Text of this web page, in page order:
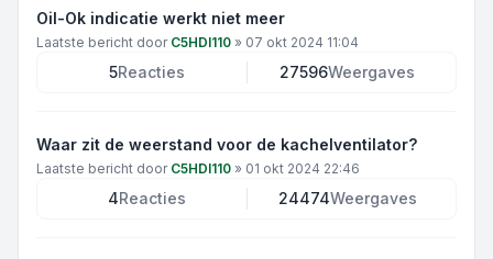
Oil-Ok indicatie werkt niet meer
Laatste bericht door C5HDI110 » 07 okt 2024 11:04
5Reacties 27596Weergaves
Waar zit de weerstand voor de kachelventilator?
Laatste bericht door C5HDI110 » 01 okt 2024 22:46
4Reacties 24474Weergaves